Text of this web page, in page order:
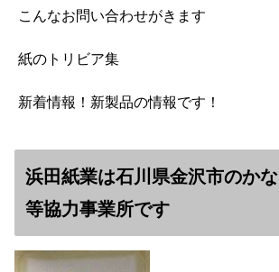
こんなお問い合わせがきます
紙のトリビア集
新着情報！新製品の情報です！
浜田紙業は石川県金沢市のか
等協力事業所です